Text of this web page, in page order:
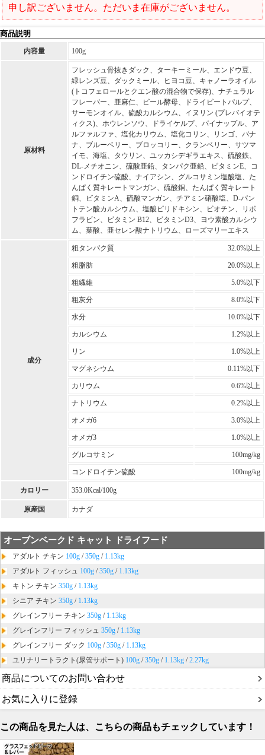
申し訳ございません。ただいま在庫がございません。
商品説明
内容量 100g
原材料
フレッシュ骨抜きダック、ターキーミール、エンドウ豆、
緑レンズ豆、ダックミール、ヒヨコ豆、キャノーラオイル
(トコフェロールとクエン酸の混合物で保存)、ナチュラル
フレーバー、亜麻仁、ビール酵母、ドライビートパルプ、
サーモンオイル、硫酸カルシウム、イヌリン (プレバイオテ
ィクス)、ホウレンソウ、ドライケルプ、パイナップル、ア
ルファルファ、塩化カリウム、塩化コリン、リンゴ、バナ
ナ、ブルーベリー、ブロッコリー、クランベリー、サツマ
イモ、海塩、タウリン、ユッカシデギラエキス、硫酸鉄、
DL-メチオニン、硫酸亜鉛、タンパク亜鉛、ビタミンE、コ
ンドロイチン硫酸、ナイアシン、グルコサミン塩酸塩、た
んぱく質キレートマンガン、硫酸銅、たんぱく質キレート
銅、ビタミンA、硫酸マンガン、チアミン硝酸塩、D-パン
トテン酸カルシウム、塩酸ピリドキシン、ビオチン、リボ
フラビン、ビタミン B12、ビタミンD3、ヨウ素酸カルシウ
ム、葉酸、亜セレン酸ナトリウム、ローズマリーエキス
成分
粗タンパク質 32.0%以上
粗脂肪 20.0%以上
粗繊維 5.0%以下
粗灰分 8.0%以下
水分 10.0%以下
カルシウム 1.2%以上
リン 1.0%以上
マグネシウム 0.11%以下
カリウム 0.6%以上
ナトリウム 0.2%以上
オメガ6 3.0%以上
オメガ3 1.0%以上
グルコサミン 100mg/kg
コンドロイチン硫酸 100mg/kg
カロリー 353.0Kcal/100g
原産国 カナダ
オーブンベークド キャット ドライフード
アダルト チキン 100g /350g / 1.13kg
アダルト フィッシュ 100g /350g / 1.13kg
キトン チキン 350g / 1.13kg
シニア チキン 350g / 1.13kg
グレインフリー チキン 350g / 1.13kg
グレインフリー フィッシュ 350g / 1.13kg
グレインフリー ダック 100g /350g / 1.13kg
ユリナリートラクト(尿管サポート) 100g /350g / 1.13kg /2.27kg
商品についてのお問い合わせ
お気に入りに登録
この商品を見た人は、こちらの商品もチェックしています！